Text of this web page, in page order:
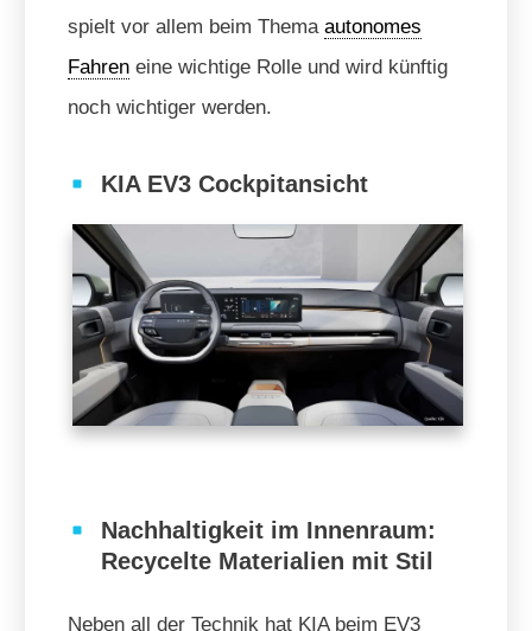
spielt vor allem beim Thema autonomes
Fahren eine wichtige Rolle und wird künftig
noch wichtiger werden.
KIA EV3 Cockpitansicht
Nachhaltigkeit im Innenraum:
Recycelte Materialien mit Stil
Neben all der Technik hat KIA beim EV3